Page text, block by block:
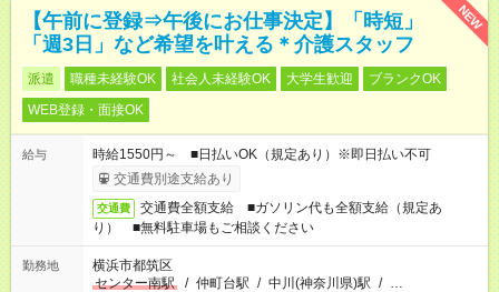
NEW
【午前に登録⇒午後にお仕事決定】「時短」
「週3日」など希望を叶える＊介護スタッフ
派遣 職種未経験OK 社会人未経験OK 大学生歓迎
ブランクOK
WEB登録・面接OK
給与
時給1550円～ ■日払いOK（規定あり）※即日払い不可
交通費別途支給あり
交通費
交通費全額支給 ■ガソリン代も全額支給（規定あ
り） ■無料駐車場もご相談ください
勤務地
横浜市都筑区
センター南駅
/ 仲町台駅 / 中川(神奈川県)駅 / …